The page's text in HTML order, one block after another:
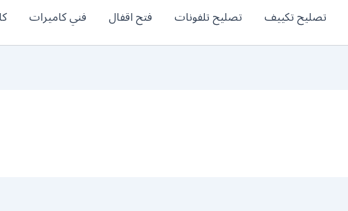
تصليح تكييف تصليح تلفونات فتح اقفال فني كاميرات